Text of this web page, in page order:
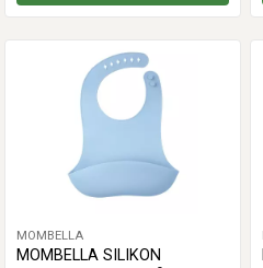
MOMBELLA
MOMBELLA SILIKON